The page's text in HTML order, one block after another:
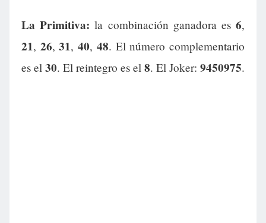
La Primitiva: la combinación ganadora es6,
21, 26,31,40, 48. El número complementario
es el 30. El reintegro es el 8. El Joker: 9450975.